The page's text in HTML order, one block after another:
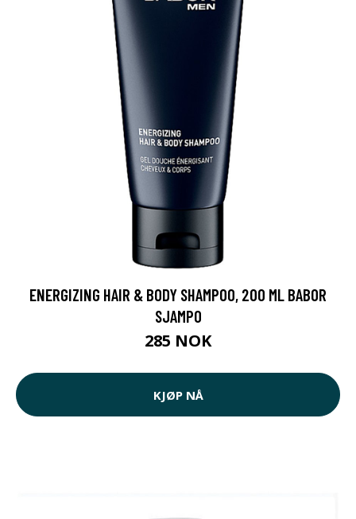
ENERGIZING HAIR & BODY SHAMPOO, 200 ML BABOR
SJAMPO
285 NOK
KJØP NÅ